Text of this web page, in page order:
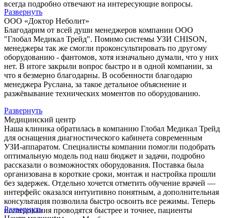
всегда подробно отвечают на интересующие вопросы.
Развернуть
ООО «Доктор Неболит»
Благодарим от всей души менеджеров компании ООО
"Глобал Медикал Трейд". Помимо системы УЗИ CHISON,
менеджеры так же смогли проконсультировать по другому
оборудованию - фантомов, хотя изначально думали, что у них
нет. В итоге закрыли вопрос быстро и в одной компании, за
что я безмерно благодарны. В особенности благодарю
менеджера Руслана, за такое детальное объяснение и
разжёвывание технических моментов по оборудованию.
Развернуть
Медицинский центр
Наша клиника обратилась в компанию Глобал Медикал Трейд
для оснащения диагностического кабинета современным
УЗИ-аппаратом. Специалисты компании помогли подобрать
оптимальную модель под наш бюджет и задачи, подробно
рассказали о возможностях оборудования. Поставка была
организована в короткие сроки, монтаж и настройка прошли
без задержек. Отдельно хочется отметить обучение врачей —
интерфейс оказался интуитивно понятным, а дополнительная
консультация позволила быстро освоить все режимы. Теперь
исследования проводятся быстрее и точнее, пациенты
Развернуть